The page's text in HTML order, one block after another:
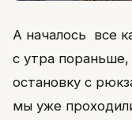
А началось все
с утра
остановку с
мы уже